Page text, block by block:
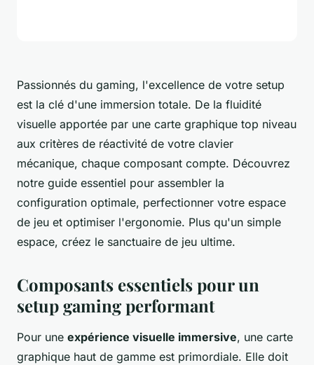
Passionnés du gaming, l'excellence de votre setup
est la clé d'une immersion totale. De la fluidité
visuelle apportée par une carte graphique top niveau
aux critères de réactivité de votre clavier
mécanique, chaque composant compte. Découvrez
notre guide essentiel pour assembler la
configuration optimale, perfectionner votre espace
de jeu et optimiser l'ergonomie. Plus qu'un simple
espace, créez le sanctuaire de jeu ultime.
Composants essentiels pour un
setup gaming performant
Pour une expérience visuelle immersive, une carte
graphique haut de gamme est primordiale. Elle doit